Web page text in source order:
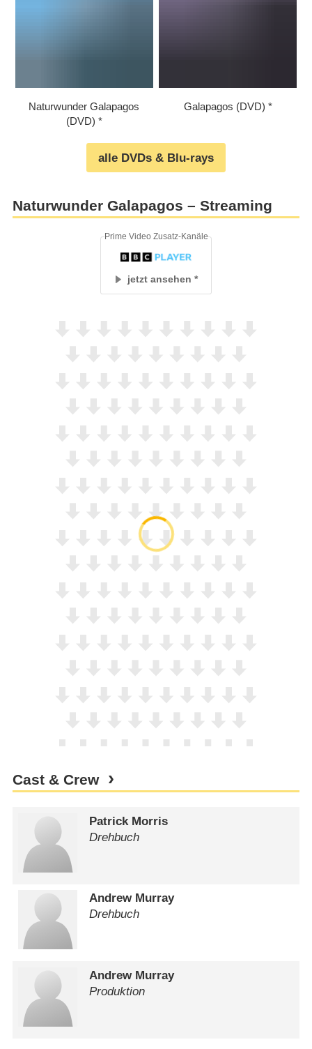
Naturwunder Galapagos
(DVD)
Galapagos (DVD)
alle DVDs & Blu-rays
Naturwunder Galapagos – Streaming
jetzt ansehen
Prime Video Zusatz-Kanäle
Cast & Crew
Patrick Morris
Drehbuch
Andrew Murray
Drehbuch
Andrew Murray
Produktion